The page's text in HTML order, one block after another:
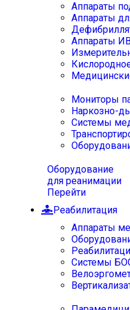
Аппараты
Аппараты
Аппараты
Мониторы
Наркозно-
Системы
Оборудование
для реанимации
Перейти
Реабилитация
Аппараты
Системы